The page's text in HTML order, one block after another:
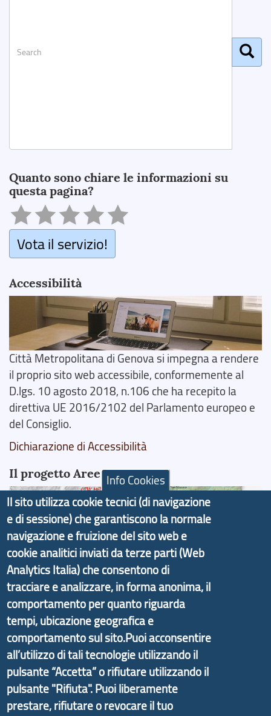
Quanto sono chiare le informazioni su
questa pagina?
Vota il servizio!
Accessibilità
Città Metropolitana di Genova si impegna a rendere
il proprio sito web accessibile, conformemente al
D.lgs. 10 agosto 2018, n.106 che ha recepito la
direttiva UE 2016/2102 del Parlamento europeo e
del Consiglio.
Dichiarazione di Accessibilità
Il progetto Aree Interne
Il portale di marketing territoriale e sviluppo locale
di Genova Città Metropolitana si è sviluppato a
partire dal progetto nazionale Aree Interne
promosso dal Dipartimento per lo Sviluppo
Economico e finalizzato al rilancio socio-economico
delle valli dell’entroterra. In particolare fornisce
informazioni ed aggiornamenti sullaStrategia
d'Area Antola-Tigullio, in collaborazione con Regione
Liguria ed ANCI Liguria.
Info Cookies
Il sito utilizza cookie tecnici (di navigazione
e di sessione) che garantiscono la normale
navigazione e fruizione del sito web e
cookie analitici inviati da terze parti (Web
Analytics Italia) che consentono di
tracciare e analizzare, in forma anonima, il
comportamento per quanto riguarda
tempi, ubicazione geografica e
comportamento sul sito.Puoi acconsentire
all’utilizzo di tali tecnologie utilizzando il
pulsante “Accetta” o rifiutare utilizzando il
pulsante "Rifiuta". Puoi liberamente
prestare, rifiutare o revocare il tuo